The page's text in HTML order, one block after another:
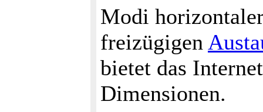
Modi
freizügigen
bietet das
Dimensionen.